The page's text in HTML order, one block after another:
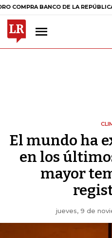
BANCO DE LA REPÚBLICA $
El mundo ha
en los
mayor
jueves, 9 de